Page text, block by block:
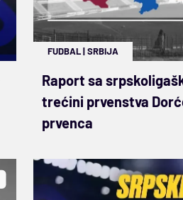
FUDBAL|SRBIJA
Raport sa
trećini prvenstva
prvenca